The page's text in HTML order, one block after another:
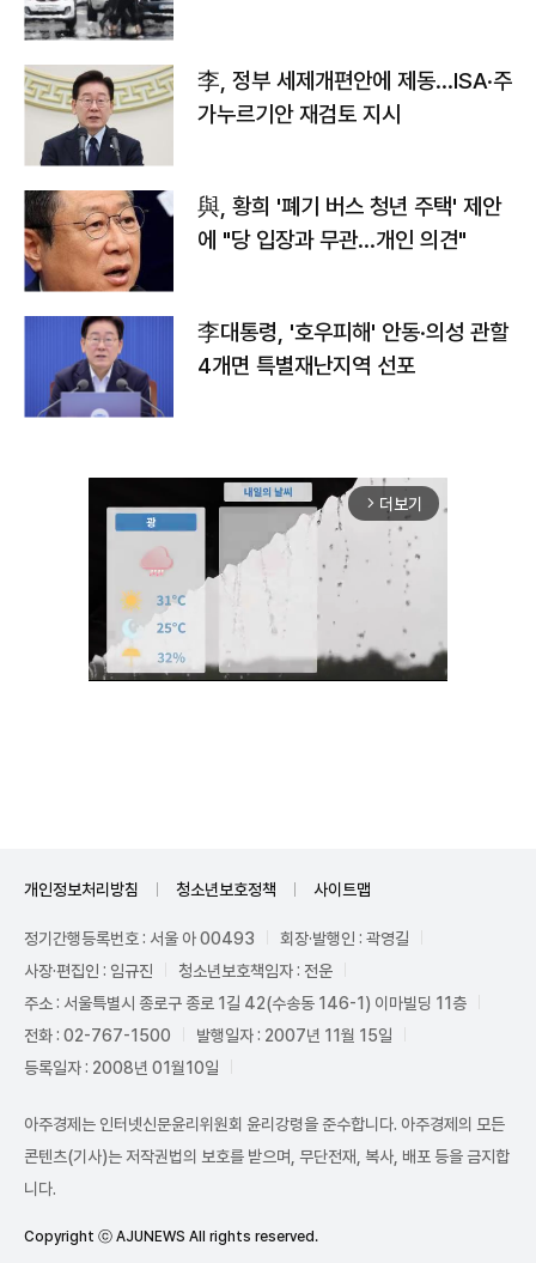
李, 정부 세제개편안에 제동…ISA·주
가누르기안 재검토 지시
與, 황희 '폐기 버스 청년 주택' 제안
에 "당 입장과 무관…개인 의견"
李대통령, '호우피해' 안동·의성 관할
4개면 특별재난지역 선포
arrow_forward_ios 더보기
개인정보처리방침 청소년보호정책 사이트맵
정기간행등록번호 : 서울 아 00493
회장·발행인 : 곽영길
사장·편집인 : 임규진
청소년보호책임자 : 전운
주소 : 서울특별시 종로구 종로 1길 42(수송동 146-1) 이마빌딩 11층
전화 : 02-767-1500
발행일자 : 2007년 11월 15일
등록일자 : 2008년 01월10일
아주경제는 인터넷신문윤리위원회 윤리강령을 준수합니다. 아주경제의 모든
콘텐츠(기사)는 저작권법의 보호를 받으며, 무단전재, 복사, 배포 등을 금지합
니다.
Copyright ⓒ AJUNEWS All rights reserved.